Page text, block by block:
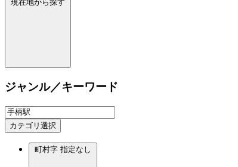
現在地から探す
ジャンル／キーワード
カテゴリ選択
町村字 指定なし